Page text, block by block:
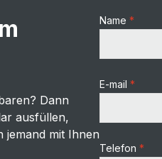
Dann
ausfüllen,
mit Ihnen
Name
E-mail
Telefon